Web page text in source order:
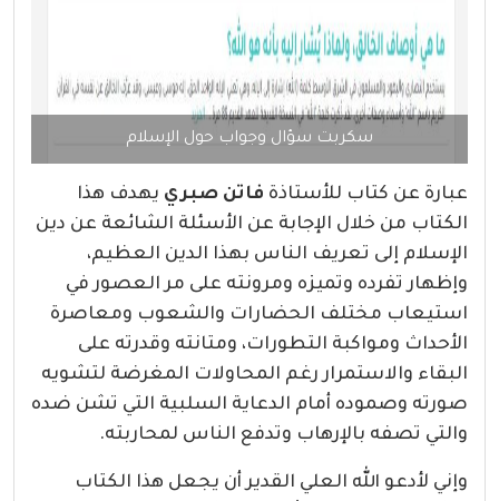
سكربت سؤال وجواب حول الإسلام
عبارة عن كتاب للأستاذة فاتن صبري يهدف هذا
الكتاب من خلال الإجابة عن الأسئلة الشائعة عن دين
الإسلام إلى تعريف الناس بهذا الدين العظيم،
وإظهار تفرده وتميزه ومرونته على مر العصور في
استيعاب مختلف الحضارات والشعوب ومعاصرة
الأحداث ومواكبة التطورات، ومتانته وقدرته على
البقاء والاستمرار رغم المحاولات المغرضة لتشويه
صورته وصموده أمام الدعاية السلبية التي تشن ضده
والتي تصفه بالإرهاب وتدفع الناس لمحاربته.
وإني لأدعو الله العلي القدير أن يجعل هذا الكتاب